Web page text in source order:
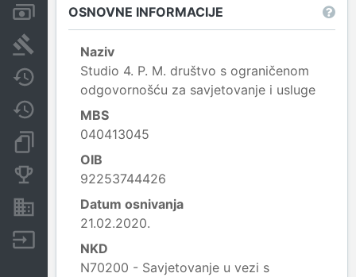
Računi i blokade
Sudske objave
Javne nabavke
Promjene
Dokumenti i objave
Konkurentske tvrtke
Nekretnine i imovina
OSNOVNE INFORMACIJE
Naziv
Studio 4. P. M. društvo s ograničenom
odgovornošću za savjetovanje i usluge
MBS
040413045
OIB
92253744426
Datum osnivanja
21.02.2020.
NKD
N70200 - Savjetovanje u vezi s